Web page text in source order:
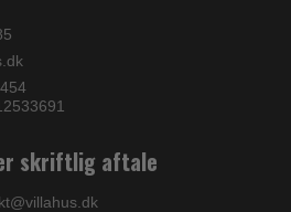
skriftlig aftale